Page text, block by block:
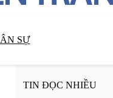
SỰ
TIN ĐỌC NHIỀU